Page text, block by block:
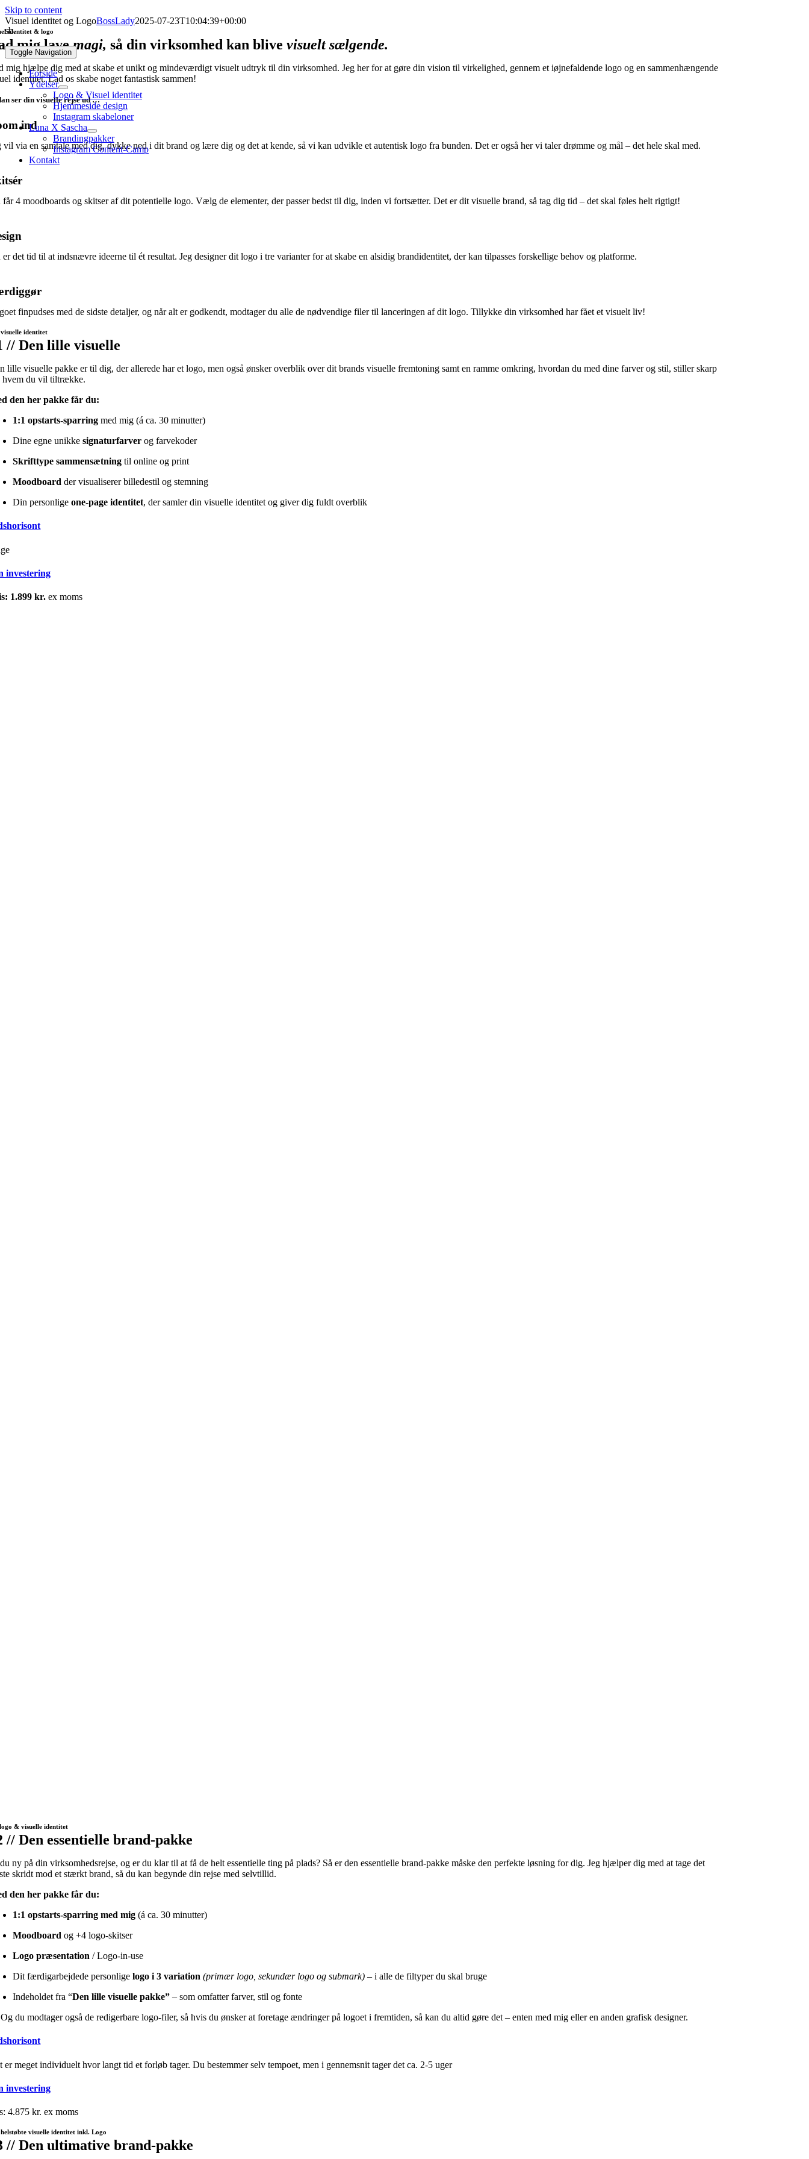
Skip to content
sb.
Toggle Navigation
Forside
Ydelser
Logo & Visuel identitet
Hjemmeside design
Instagram skabeloner
Luna X Sascha
Brandingpakker
Instagram Content-Camp
Kontakt
Visuel identitet og LogoBossLady2025-07-23T10:04:39+00:00
identitet & logo
mig lavemagi, så din virksomhed kan blivevisuelt sælgende.
mig hjælpe dig med at skabe et unikt og mindeværdigt visuelt udtryk til din virksomhed. Jeg her for at gøre din vision til virkelighed, gennem et iøjnefaldende logo og en sammenhængende
identitet. Lad os skabe noget fantastisk sammen!
ser din visuelle rejse ud …
ind
vil via en samtale med dig, dykke ned i dit brand og lære dig og det at kende, så vi kan udvikle et autentisk logo fra bunden. Det er også her vi taler drømme og mål – det hele skal med.
får 4 moodboards og skitser af dit potentielle logo. Vælg de elementer, der passer bedst til dig, inden vi fortsætter. Det er dit visuelle brand, så tag dig tid – det skal føles helt rigtigt!
er det tid til at indsnævre ideerne til ét resultat. Jeg designer dit logo i tre varianter for at skabe en alsidig brandidentitet, der kan tilpasses forskellige behov og platforme.
finpudses med de sidste detaljer, og når alt er godkendt, modtager du alle de nødvendige filer til lanceringen af dit logo. Tillykke din virksomhed har fået et visuelt liv!
identitet
// Den lille visuelle
lille visuelle pakke er til dig, der allerede har et logo, men også ønsker overblik over dit brands visuelle fremtoning samt en ramme omkring, hvordan du med dine farver og stil, stiller skarp
hvem du vil tiltrække.
den her pakke får du:
1:1 opstarts-sparring med mig (á ca. 30 minutter)
Dine egne unikkesignaturfarver og farvekoder
Skrifttype sammensætningtil online og print
Moodboard der visualiserer billedestil og stemning
Din personligeone-page identitet, der samler din visuelle identitet og giver dig fuldt overblik
investering
1.899 kr.ex moms
& visuelle identitet
// Den essentielle brand-pakke
ny på din virksomhedsrejse, og er du klar til at få de helt essentielle ting på plads? Så er den essentielle brand-pakke måske den perfekte løsning for dig. Jeg hjælper dig med at tage det
skridt mod et stærkt brand, så du kan begynde din rejse med selvtillid.
den her pakke får du:
1:1 opstarts-sparring med mig (á ca. 30 minutter)
Moodboard og +4 logo-skitser
Logo præsentation / Logo-in-use
Dit færdigarbejdede personligelogo i 3 variation (primær logo, sekundær logo og submark) – i alle de filtyper du skal bruge
Indeholdet fra “Den lille visuelle pakke” – som omfatter farver, stil og fonte
du modtager også de redigerbare logo-filer, så hvis du ønsker at foretage ændringer på logoet i fremtiden, så kan du altid gøre det – enten med mig eller en anden grafisk designer.
er meget individuelt hvor langt tid et forløb tager. Du bestemmer selv tempoet, men i gennemsnit tager det ca. 2-5 uger
investering
4.875 kr. ex moms
visuelle identitet inkl. Logo
// Den ultimative brand-pakke